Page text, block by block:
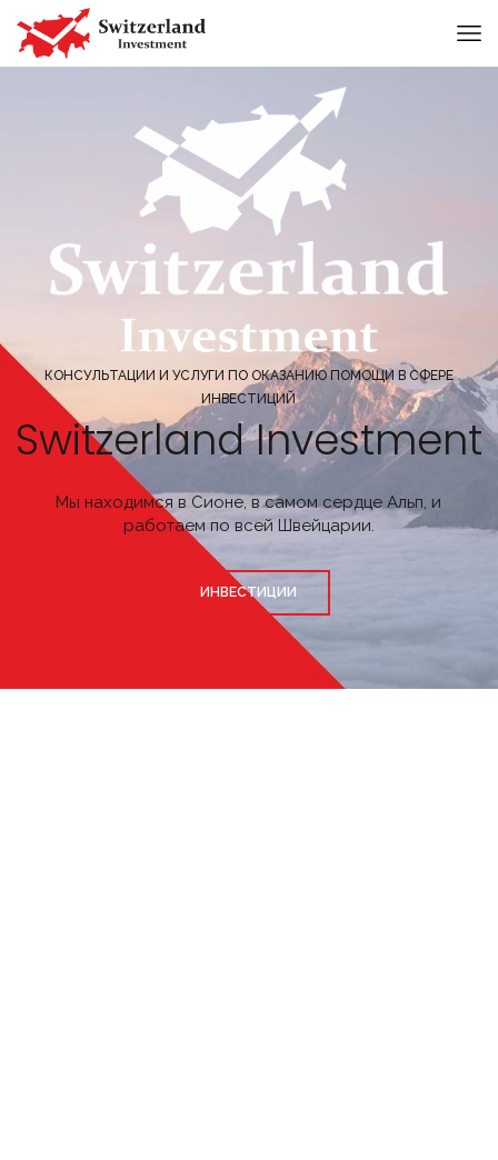
КОНСУЛЬТАЦИИ И УСЛУГИ ПО ОКАЗАНИЮ ПОМОЩИ В СФЕРЕ
ИНВЕСТИЦИЙ
Switzerland Investment
ИНВЕСТИЦИИ
Мы находимся в Сионе, в самом сердце Альп, и
работаем по всей Швейцарии.